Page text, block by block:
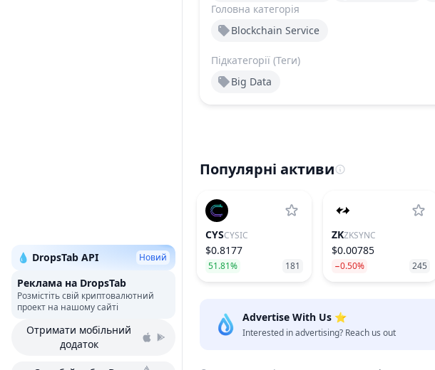
💧 DropsTab API Новий
Реклама на DropsTab
Розмістіть свій криптовалютний
проект на нашому сайті
Отримати мобільний
додаток
Головна категорія
Blockchain Service
Підкатегорії (Теги)
Big Data
Популярні активи
CYSCYSIC
$0.8177
51.81% 181
ZKZKSYNC
$0.00785
−0.50% 245
Advertise With Us ⭐️
Interested in advertising? Reach us out